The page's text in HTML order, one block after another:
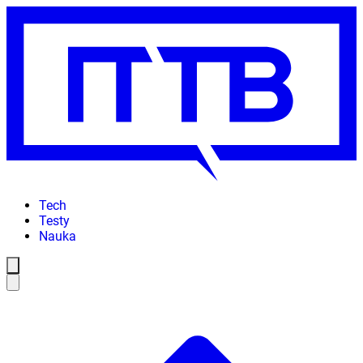
Tech
Testy
Nauka